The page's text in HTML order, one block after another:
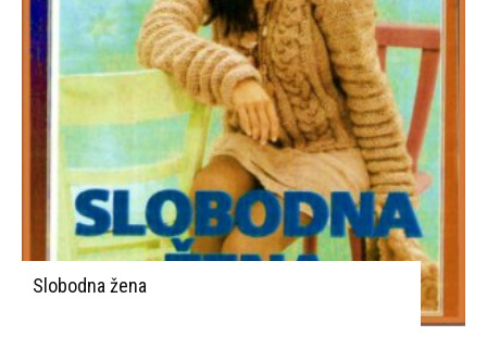
Slobodna žena